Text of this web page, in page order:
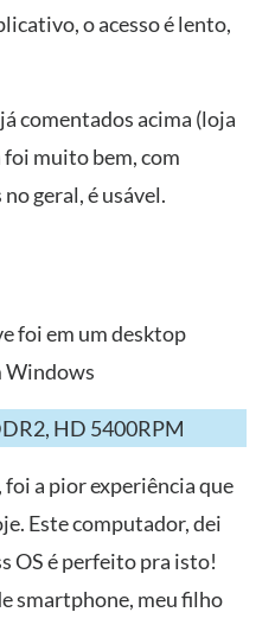
o acesso é lento,
comentados acima (loja
muito bem, com
geral, é usável.
foi em um desktop
Windows
HD 5400RPM
a pior experiência que
Este computador, dei
OS é perfeito pra isto!
smartphone, meu filho